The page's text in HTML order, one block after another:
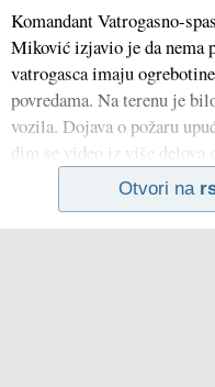
Komandant Vatrogasno-
Miković izjavio je da nema
vatrogasca imaju
povredama. Na terenu je
vozila. Dojava o požaru
dim se video iz više delova
Otvori na